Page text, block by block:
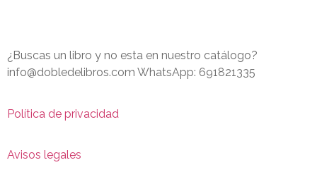
¿Buscas un libro y no esta en nuestro catálogo?
info@dobledelibros.com WhatsApp: 691821335
Política de privacidad
Avisos legales